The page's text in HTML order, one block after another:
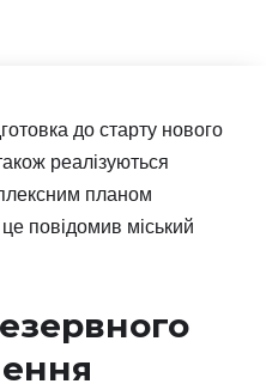
до старту нового
реалізуються
планом
повідомив міський